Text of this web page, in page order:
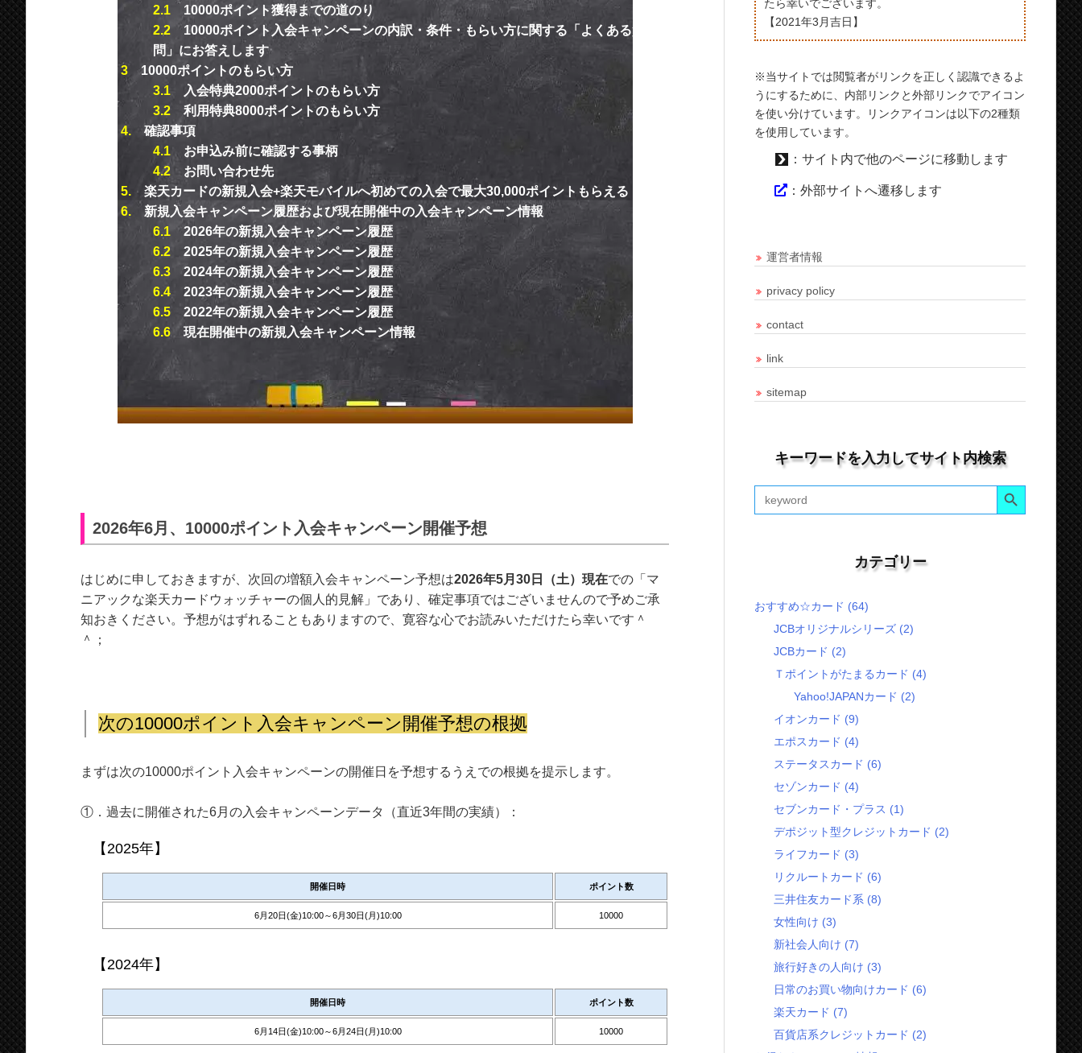
2.1
10000ポイント獲得までの道のり
2.2
10000ポイント入会キャンペーンの内訳・条件・もらい方に関する「よくある質
問」にお答えします
3
10000ポイントのもらい方
3.1
入会特典2000ポイントのもらい方
3.2
利用特典8000ポイントのもらい方
4.
確認事項
4.1
お申込み前に確認する事柄
4.2
お問い合わせ先
5.
楽天カードの新規入会+楽天モバイルへ初めての入会で最大30,000ポイントもらえる！
6.
新規入会キャンペーン履歴および現在開催中の入会キャンペーン情報
6.1
2026年の新規入会キャンペーン履歴
6.2
2025年の新規入会キャンペーン履歴
6.3
2024年の新規入会キャンペーン履歴
6.4
2023年の新規入会キャンペーン履歴
6.5
2022年の新規入会キャンペーン履歴
6.6
現在開催中の新規入会キャンペーン情報
2026年6月、10000ポイント入会キャンペーン開催予想
はじめに申しておきますが、次回の増額入会キャンペーン予想は2026年5月30日（土）現在での「マ
ニアックな楽天カードウォッチャーの個人的見解」であり、確定事項ではございませんので予めご承
知おきください。予想がはずれることもありますので、寛容な心でお読みいただけたら幸いです＾
＾；
次の10000ポイント入会キャンペーン開催予想の根拠
まずは次の10000ポイント入会キャンペーンの開催日を予想するうえでの根拠を提示します。
①．過去に開催された6月の入会キャンペーンデータ（直近3年間の実績）：
【2025年】
開催日時 ポイント数
6月20日(金)10:00～6月30日(月)10:00 10000
【2024年】
開催日時 ポイント数
6月14日(金)10:00～6月24日(月)10:00 10000
たら幸いでございます。
【2021年3月吉日】
※当サイトでは閲覧者がリンクを正しく認識できるよ
うにするために、内部リンクと外部リンクでアイコン
を使い分けています。リンクアイコンは以下の2種類
を使用しています。
：サイト内で他のページに移動します
：外部サイトへ遷移します
運営者情報
privacy policy
contact
link
sitemap
キーワードを入力してサイト内検索
Search
for:
Search Button
カテゴリー
おすすめ☆カード (64)
JCBオリジナルシリーズ (2)
JCBカード (2)
Ｔポイントがたまるカード (4)
Yahoo!JAPANカード (2)
イオンカード (9)
エポスカード (4)
ステータスカード (6)
セゾンカード (4)
セブンカード・プラス (1)
デポジット型クレジットカード (2)
ライフカード (3)
リクルートカード (6)
三井住友カード系 (8)
女性向け (3)
新社会人向け (7)
旅行好きの人向け (3)
日常のお買い物向けカード (6)
楽天カード (7)
百貨店系クレジットカード (2)